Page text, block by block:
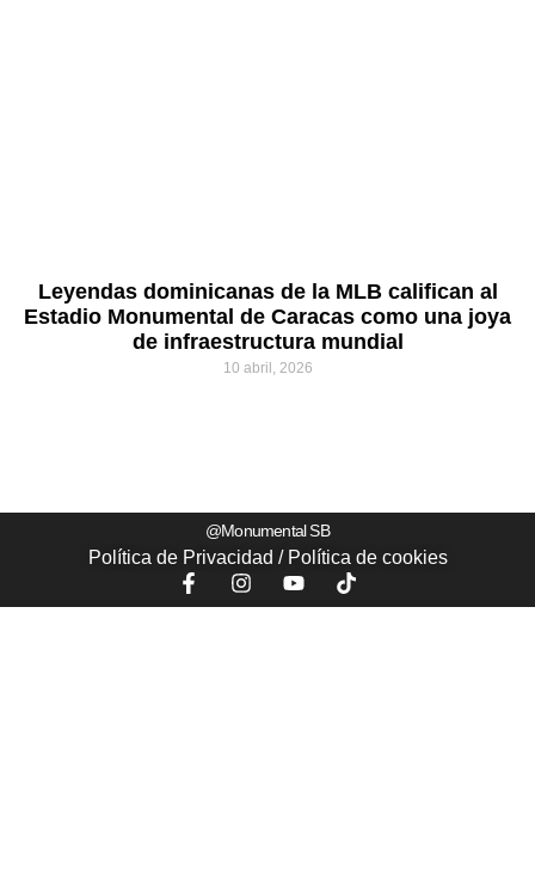
Leyendas dominicanas de la MLB califican al
Estadio Monumental de Caracas como una joya
de infraestructura mundial
10 abril, 2026
@Monumental SB
Política de Privacidad / Política decookies